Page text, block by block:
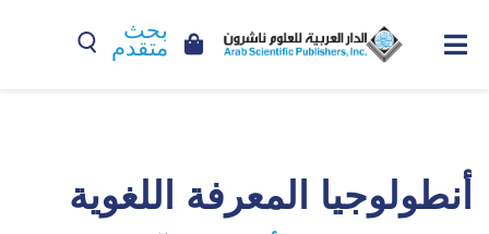
بحث
متقدم
أنطولوجيا المعرفة اللغوية